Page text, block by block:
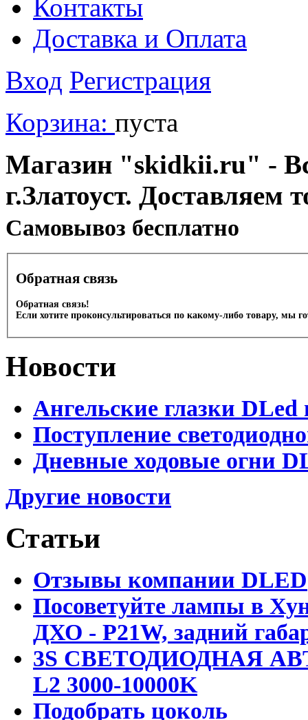
Контакты
Доставка и Оплата
Вход Регистрация
Корзина: пуста
Магазин "skidkii.ru" -
г.Златоуст.
Cамовывоз бесплатно
Обратная связь
Обратная связь!
Если хотите проконсультироваться по какому-либо товару, мы
Новости
Ангельские глазки DLed
Поступление
Дневные ходовые огни
Другие новости
Статьи
Отзывы компании DLED
Посоветуйте лампы в
ДХО - P21W, задний
3S СВЕТОДИОДНАЯ
L2 3000-10000K
Подобрать цоколь